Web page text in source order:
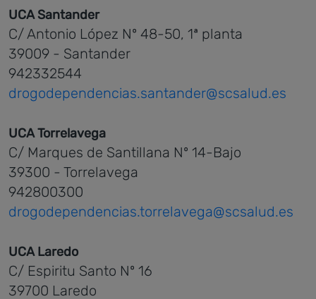
UCA Santander
C/ Antonio López Nº 48-50, 1ª planta
39009 - Santander
942332544
drogodependencias.santander@scsalud.es
UCA Torrelavega
C/ Marques de Santillana Nº 14-Bajo
39300 - Torrelavega
942800300
drogodependencias.torrelavega@scsalud.es
UCA Laredo
C/ Espiritu Santo Nº 16
39700 Laredo